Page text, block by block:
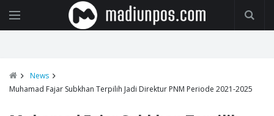
News
Muhamad Fajar Subkhan Terpilih Jadi Direktur PNM Periode 2021-2025